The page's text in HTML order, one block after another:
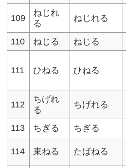
109
ねじれ
る
ねじれる
110 ねじる ねじる
111 ひねる ひねる
112
ちげれ
る
ちげれる
113 ちぎる ちぎる
114 束ねる たばねる